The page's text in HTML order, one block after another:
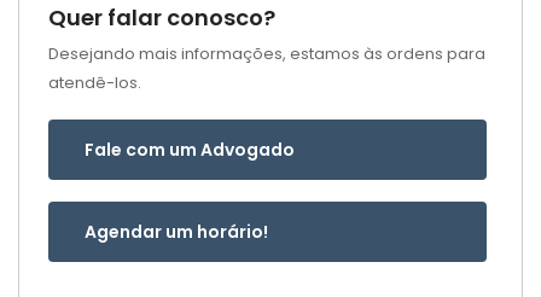
Quer falar conosco?
Desejando mais informações, estamos às ordens para
atendê-los.
Fale com um Advogado
Agendar um horário!